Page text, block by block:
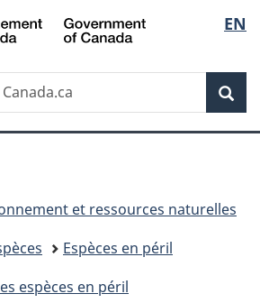
Passer
au
des
Passer
au
principal
Passer
à
Au
du
Passer
à
version
simplifiée
de
la
EN
et ressources naturelles
Espèces en péril
espèces en péril